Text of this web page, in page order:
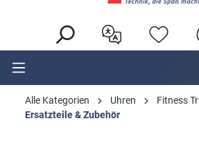
Alle Kategorien Uhren
Fitness
Ersatzteile & Zubehör